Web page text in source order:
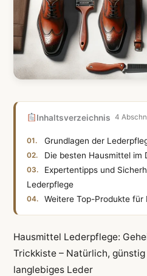
Inhaltsverzeichnis 4
Grundlagen der
Die besten Hausmittel im
Expertentipps und
Lederpflege
Weitere Top-Produkte
Hausmittel Lederpflege:
Trickkiste – Natürlich,
langlebiges Leder